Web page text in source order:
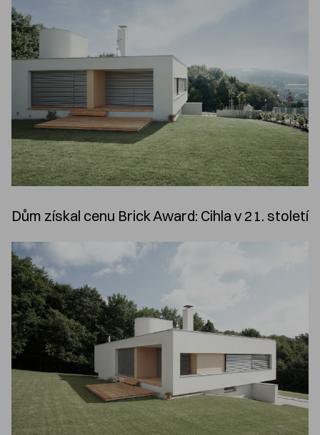
Dům získal cenu Brick Award: Cihla v 21. století